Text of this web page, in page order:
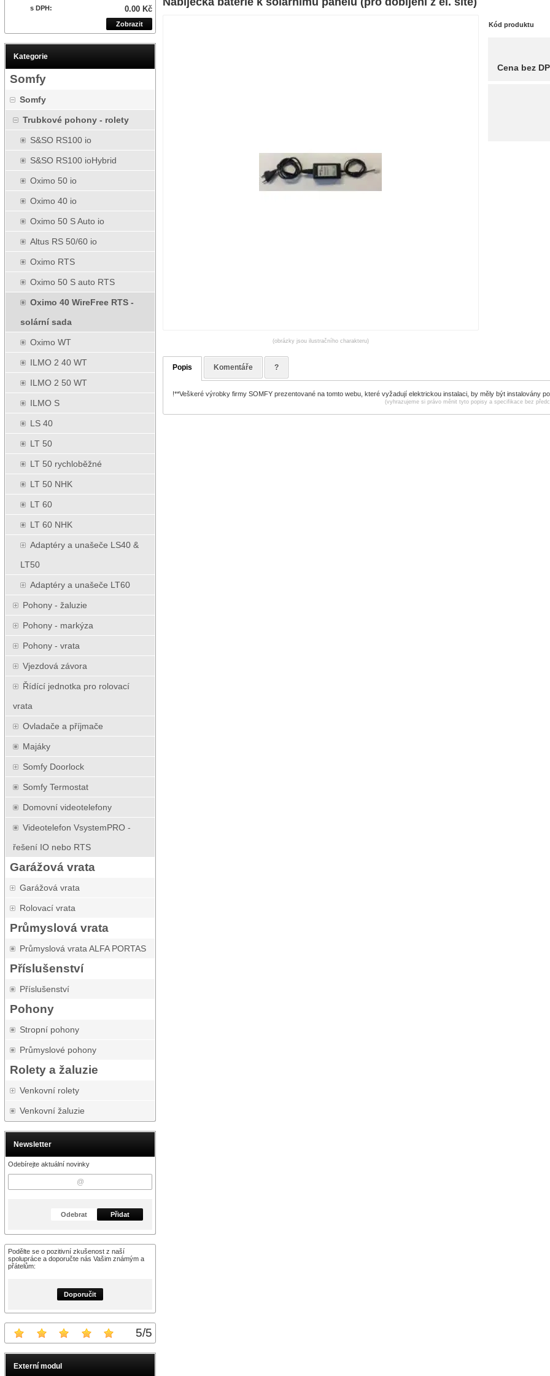
s DPH: 0.00 Kč
Zobrazit
Kategorie
Somfy
Somfy
Trubkové pohony - rolety
S&SO RS100 io
S&SO RS100 ioHybrid
Oximo 50 io
Oximo 40 io
Oximo 50 S Auto io
Altus RS 50/60 io
Oximo RTS
Oximo 50 S auto RTS
Oximo 40 WireFree RTS -
solární sada
Oximo WT
ILMO 2 40 WT
ILMO 2 50 WT
ILMO S
LS 40
LT 50
LT 50 rychloběžné
LT 50 NHK
LT 60
LT 60 NHK
Adaptéry a unašeče LS40 &
LT50
Adaptéry a unašeče LT60
Pohony - žaluzie
Pohony - markýza
Pohony - vrata
Vjezdová závora
Řídící jednotka pro rolovací
vrata
Ovladače a příjmače
Majáky
Somfy Doorlock
Somfy Termostat
Domovní videotelefony
Videotelefon VsystemPRO -
řešení IO nebo RTS
Garážová vrata
Garážová vrata
Rolovací vrata
Průmyslová vrata
Průmyslová vrata ALFA PORTAS
Příslušenství
Příslušenství
Pohony
Stropní pohony
Průmyslové pohony
Rolety a žaluzie
Venkovní rolety
Venkovní žaluzie
Newsletter
Odebírejte aktuální novinky
Odebrat Přidat
Podělte se o pozitivní zkušenost z naší
spolupráce a doporučte nás Vašim známým a
přátelům:
Doporučit
5/5
Externí modul
(obrázky jsou ilustračního charakteru)
Kód produktu
Cena bez
Popis Komentáře ?
!**Veškeré výrobky firmy SOMFY prezentované na tomto webu, které vyžadují elektrickou instalaci, by měly být instalovány
(vyhrazujeme si právo měnit tyto popisy a specifikace bez